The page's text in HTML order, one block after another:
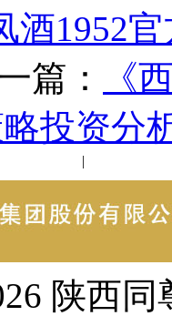
酒1952
：
《
投资分
|
陕西